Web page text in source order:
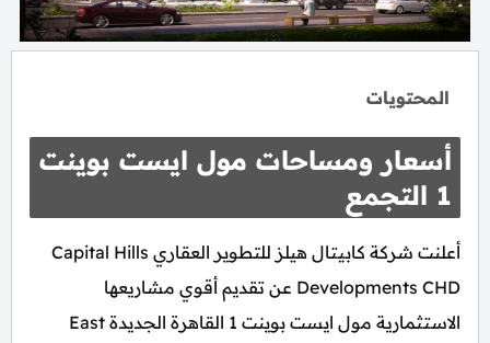
المحتويات
أسعار ومساحات مول ايست بوينت
1 التجمع
أعلنت شركة كابيتال هيلز للتطوير العقاري Capital Hills
Developments CHD عن تقديم أقوي مشاريعها
الاستثمارية مول ايست بوينت 1 القاهرة الجديدة East